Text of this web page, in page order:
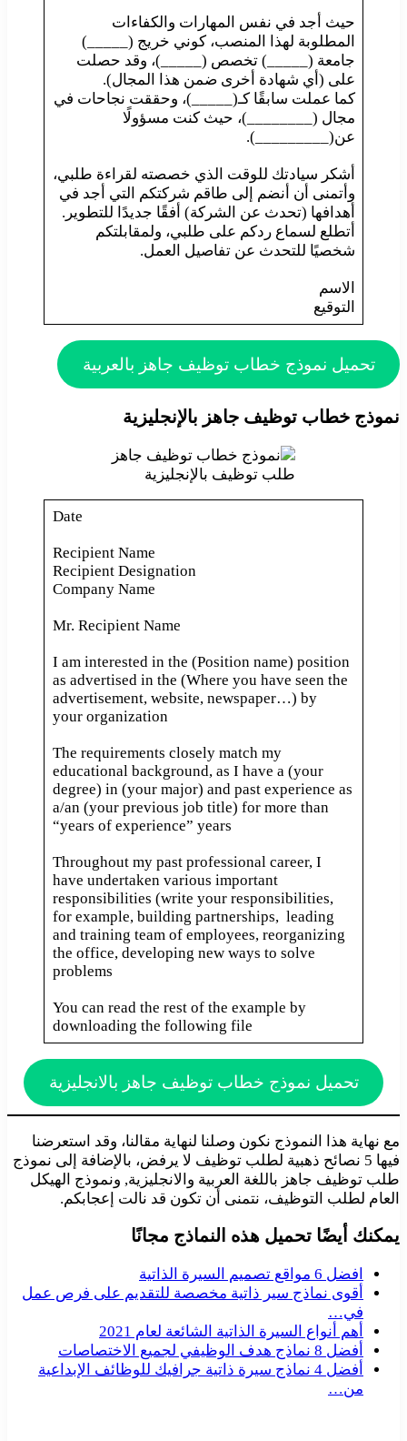
حيث أجد في نفس المهارات والكفاءات
المطلوبة لهذا المنصب، كوني خريج (_____)
جامعة (_____) تخصص (_____)، وقد حصلت
على (أي شهادة أخرى ضمن هذا المجال).
كما عملت سابقًا كـ(_____)، وحققت نجاحات في
مجال (________)، حيث كنت مسؤولًا
عن(_________).
أشكر سيادتك للوقت الذي خصصته لقراءة طلبي،
وأتمنى أن أنضم إلى طاقم شركتكم التي أجد في
أهدافها (تحدث عن الشركة) أفقًا جديدًا للتطوير.
أتطلع لسماع ردكم على طلبي، ولمقابلتكم
شخصيًا للتحدث عن تفاصيل العمل.
الاسم
التوقيع
تحميل نموذج خطاب توظيف جاهز بالعربية
نموذج خطاب توظيف جاهز بالإنجليزية
طلب توظيف بالإنجليزية
Date
Recipient Name
Recipient Designation
Company Name
Mr. Recipient Name
I am interested in the (Position name) position
as advertised in the (Where you have seen the
advertisement, website, newspaper…) by
your organization
The requirements closely match my
educational background, as I have a (your
degree) in (your major) and past experience as
a/an (your previous job title) for more than
“years of experience” years
Throughout my past professional career, I
have undertaken various important
responsibilities (write your responsibilities,
for example, building partnerships, leading
and training team of employees, reorganizing
the office, developing new ways to solve
problems
You can read the rest of the example by
downloading the following file
تحميل نموذج خطاب توظيف جاهز بالانجليزية
مع نهاية هذا النموذج نكون وصلنا لنهاية مقالنا، وقد استعرضنا
فيها 5 نصائح ذهبية لطلب توظيف لا يرفض، بالإضافة إلى نموذج
طلب توظيف جاهز باللغة العربية والانجليزية, ونموذج الهيكل
العام لطلب التوظيف، نتمنى أن تكون قد نالت إعجابكم.
يمكنك أيضًا تحميل هذه النماذج مجانًا
افضل 6 مواقع تصميم السيرة الذاتية
أقوى نماذج سير ذاتية مخصصة للتقديم على فرص عمل
في…
أهم أنواع السيرة الذاتية الشائعة لعام 2021
أفضل 8 نماذج هدف الوظيفي لجميع الاختصاصات
أفضل 4 نماذج سيرة ذاتية جرافيك للوظائف الإبداعية
من…